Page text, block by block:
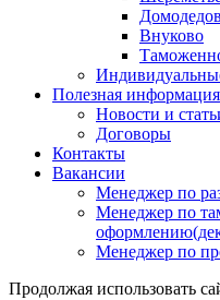
Внуково
Полезная информация
Новости и
Договоры
Контакты
Вакансии
Менеджер по
Менеджер по
Менеджер по
Продолжая использовать